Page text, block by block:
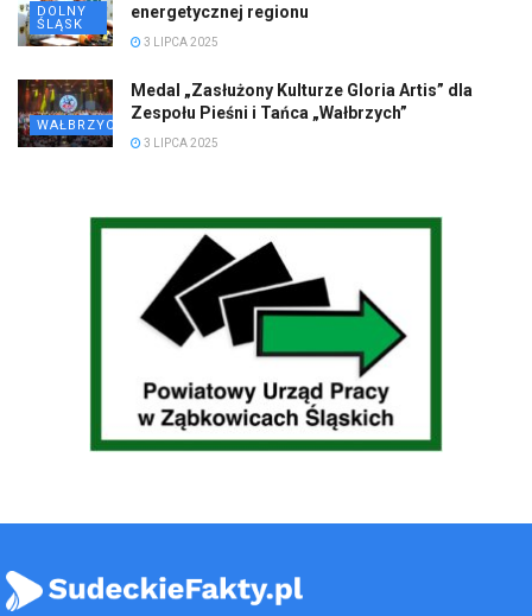
DOLNY
ŚLĄSK
energetycznej regionu
3 LIPCA 2025
WAŁBRZYCH
Medal „Zasłużony Kulturze Gloria Artis” dla
Zespołu Pieśni i Tańca „Wałbrzych”
3 LIPCA 2025